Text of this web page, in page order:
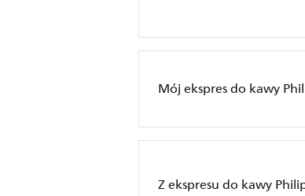
Mój ekspres do kawy
Z ekspresu do kawy